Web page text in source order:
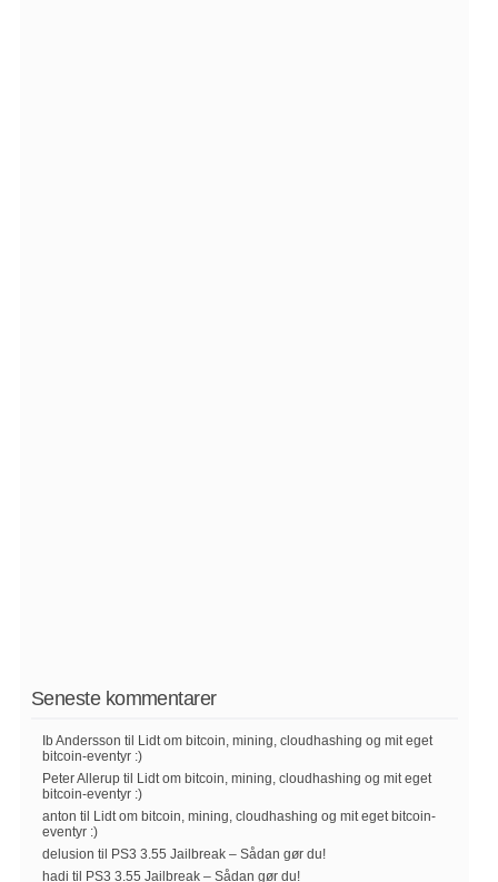
Seneste kommentarer
Ib Andersson til
Lidt om bitcoin, mining, cloudhashing og mit eget
bitcoin-eventyr :)
Peter Alleruptil
Lidt om bitcoin, mining, cloudhashing og mit eget
bitcoin-eventyr :)
anton til
Lidt om bitcoin, mining, cloudhashing og mit eget bitcoin-
eventyr :)
delusion til
PS3 3.55 Jailbreak – Sådan gør du!
hadi til PS3 3.55 Jailbreak – Sådan gør du!